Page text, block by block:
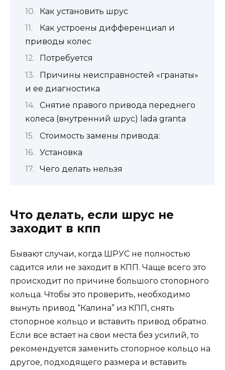
Как установить шрус
Как устроены дифференциал и
приводы колес
Потребуется
Причины неисправностей «гранаты»
и ее диагностика
Снятие правого привода переднего
колеса (внутренний шрус) lada granta
Стоимость замены привода:
Установка
Чего делать нельзя
Что делать, если шрус не
заходит в кпп
Бывают случаи, когда ШРУС не полностью
садится или не заходит в КПП. Чаще всего это
происходит по причине большого стопорного
кольца. Чтобы это проверить, необходимо
вынуть привод “Калина” из КПП, снять
стопорное кольцо и вставить привод обратно.
Если все встает на свои места без усилий, то
рекомендуется заменить стопорное кольцо на
другое, подходящего размера и вставить